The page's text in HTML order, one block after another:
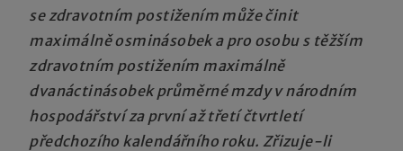
se zdravotním postižením může činit
maximálně osminásobek a pro osobu s těžším
zdravotním postižením maximálně
dvanáctinásobek průměrné mzdy v národním
hospodářství za první až třetí čtvrtletí
předchozího kalendářního roku. Zřizuje-li